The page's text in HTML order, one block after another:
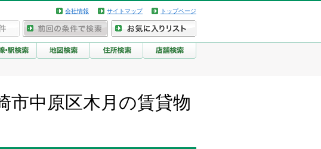
会社情報 サイトマップ トップページ
市中原区木月の賃貸物